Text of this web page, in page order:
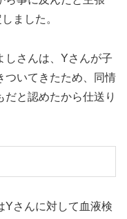
ました。
しさんは、Yさんが子
ついてきたため、同情
と認めたから仕送り
Yさんに対して血液検